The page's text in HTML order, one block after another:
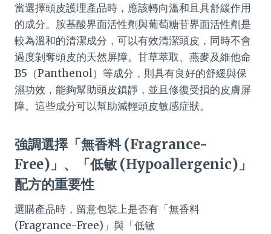
當選擇頭皮護理產品時，應該轉向溫和且具舒緩作用
的成分。胺基酸界面活性劑與葡萄糖苷界面活性劑是
較為溫和的清潔成分，可以有效清潔頭皮，同時不會
過度剝奪頭皮的天然屏障。甘草萃取、燕麥及維他命
B5（Panthenol）等成分，則具有良好的舒緩與保
濕功效，能夠幫助頭皮鎮靜，並且修復受損的皮膚屏
障。這些成分可以幫助減輕頭皮敏感症狀。
強調選擇「無香料 (Fragrance-
Free)」、「低敏 (Hypoallergenic)」
配方的重要性
選購產品時，留意包裝上是否有「無香料
(Fragrance-Free)」與「低敏